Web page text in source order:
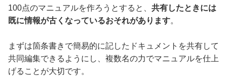
100点のマニュアルを作ろうとすると、 共有したときには
既に情報が古くなっているおそれがあります。
まずは箇条書きで簡易的に記したドキュメントを共有して
共同編集できるようにし、複数名の力でマニュアルを仕上
げることが大切です。